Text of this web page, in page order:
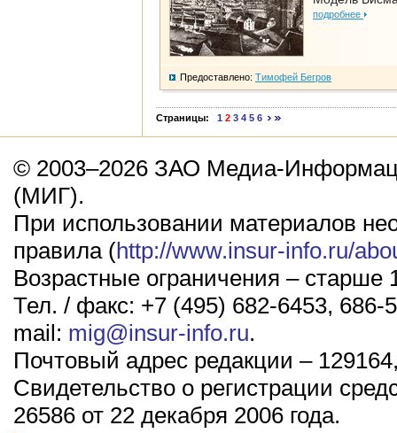
подробнее
Предоставлено: Тимофей Бегров
Страницы: 1 2 3 4 5 6
© 2003–2026 ЗАО Медиа-
(МИГ).
При использовании материалов
правила (http://www.insur-info.ru/
Возрастные ограничения – старше
Тел. / факс: +7 (495) 682-6453, 686-
mail: mig@insur-info.ru.
Почтовый адрес редакции –
Свидетельство о регистрации
26586 от 22 декабря 2006 года.